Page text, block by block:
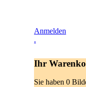
Anmelden
.
Ihr
Sie haben 0